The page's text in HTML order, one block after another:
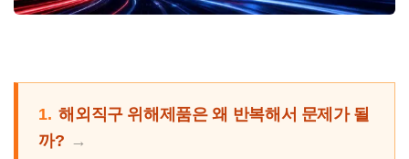
1. 해외직구 위해제품은 왜 반복해서 문제가 될
까?